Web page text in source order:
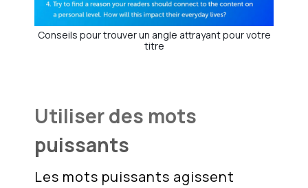
Conseils pour trouver un angle attrayant pour votre
titre
Utiliser des mots
puissants
Les mots puissants agissent